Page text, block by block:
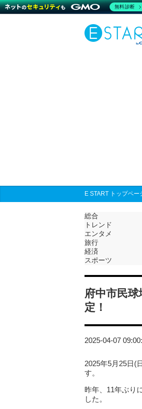
E START トップペー
総合
トレンド
エンタメ
旅行
経済
スポーツ
府中市民
定！
2025-04-07
2025年5月25日(
す。
昨年、11年ぶり
した。
無料診断